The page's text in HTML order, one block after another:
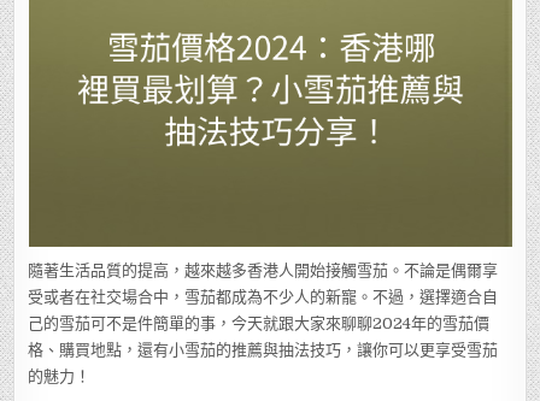
買
最
划
算？
小
雪
享！
隨著生活品質的提高，越來越多香港人開始接觸雪茄。不論是偶爾享
受或者在社交場合中，雪茄都成為不少人的新寵。不過，選擇適合自
己的雪茄可不是件簡單的事，今天就跟大家來聊聊2024年的雪茄價
格、購買地點，還有小雪茄的推薦與抽法技巧，讓你可以更享受雪茄
的魅力！